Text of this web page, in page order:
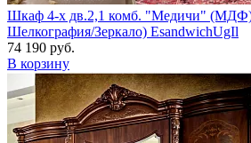
Шкаф 4-х дв.2,1 комб. "Медичи" (МДФ)
Шелкография/Зеркало) EsandwichUgIl
74 190 руб.
В корзину